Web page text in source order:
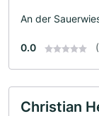
An der
0.0
Christian